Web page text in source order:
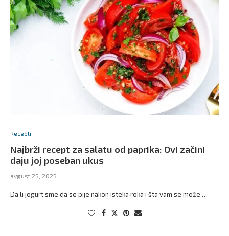
Recepti
Najbrži recept za salatu od paprika: Ovi začini
daju joj poseban ukus
avgust 25, 2025
Da li jogurt sme da se pije nakon isteka roka i šta vam se može …